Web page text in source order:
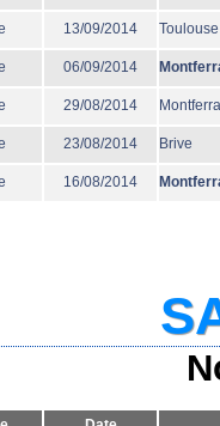
13/09/2014 Toulouse
06/09/2014
29/08/2014
23/08/2014 Brive
16/08/2014